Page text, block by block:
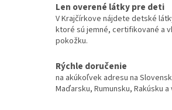
Len overené látky pre deti
V Krajčírkove nájdete detské
ktoré sú jemné, certifikované a
pokožku.
Rýchle doručenie
na akúkoľvek adresu na
Maďarsku, Rumunsku, Rakúsku a